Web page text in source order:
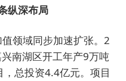
纵深布局
领域同步加速扩张。2
南湖区开工年产9万吨
总投资4.4亿元。项目